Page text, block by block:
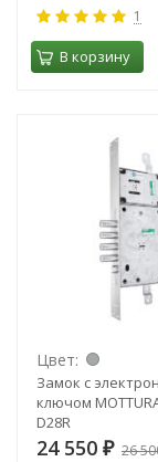
1
В корзину
Цвет:
Замок с
ключом
D28R
24 550 ₽ 26